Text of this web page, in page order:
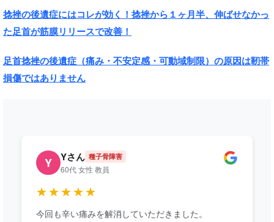
捻挫の後遺症にはコレが効く！捻挫から１ヶ月半、伸ばせなかっ
た足首が筋膜リリースで改善！
足首捻挫の後遺症（痛み・不安定感・可動域制限）の原因は靭帯
損傷ではありません
Y Yさん 種子骨障害
60代 女性 教員
★★★★★
今回も辛い痛みを解消していただきました。